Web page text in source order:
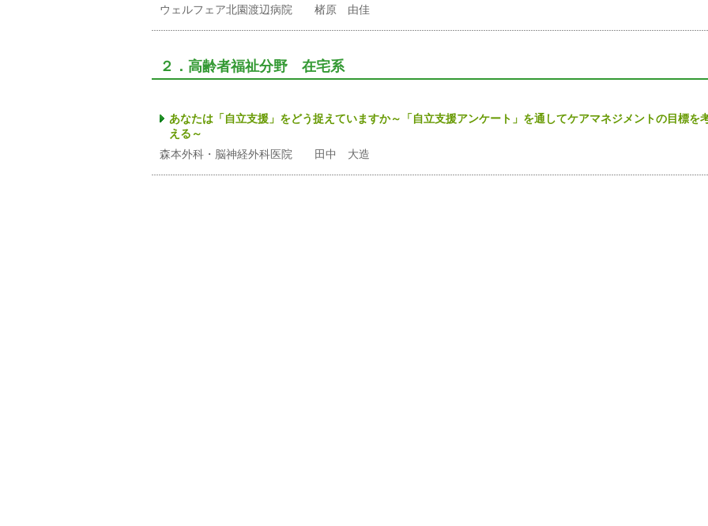
ウェルフェア北園渡辺病院 楮原 由佳
２．高齢者福祉分野 在宅系
あなたは「自立支援」をどう捉えていますか～「自立支援アンケート」を通してケアマネジメントの目標を
える～
森本外科・脳神経外科医院 田中 大造